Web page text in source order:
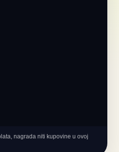
nagrada niti kupovine u ovoj